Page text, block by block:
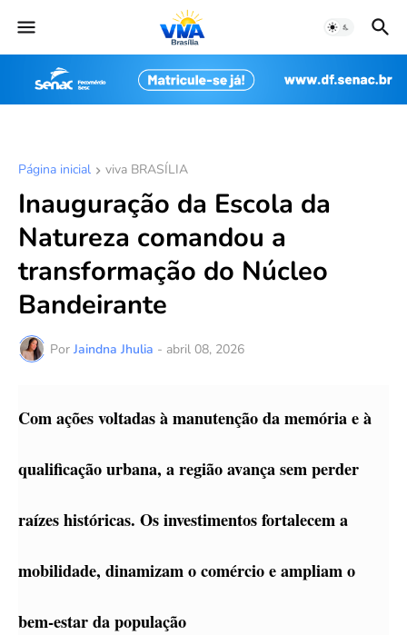
Página inicial viva BRASÍLIA
Inauguração da Escola da
Natureza comandou a
transformação do Núcleo
Bandeirante
Por Jaindna Jhulia - abril 08, 2026
Com ações voltadas à manutenção da memória e à
qualificação urbana, a região avança sem perder
raízes históricas. Os investimentos fortalecem a
mobilidade, dinamizam o comércio e ampliam o
bem-estar da população